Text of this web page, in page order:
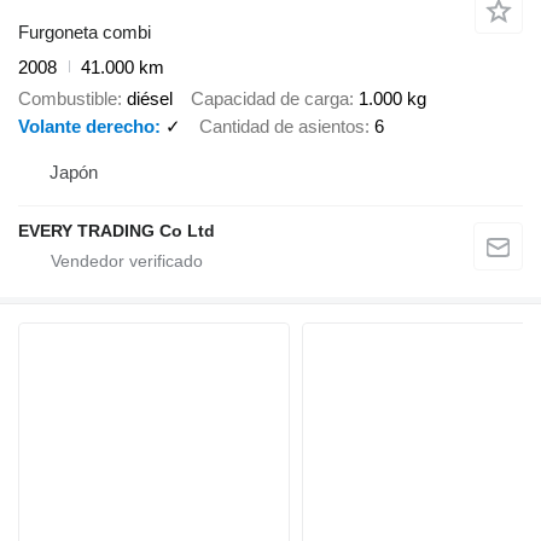
Furgoneta combi
2008
41.000 km
Combustible diésel Capacidad de carga 1.000 kg
Volante derecho
✓ Cantidad de asientos 6
Japón
EVERY TRADING Co Ltd